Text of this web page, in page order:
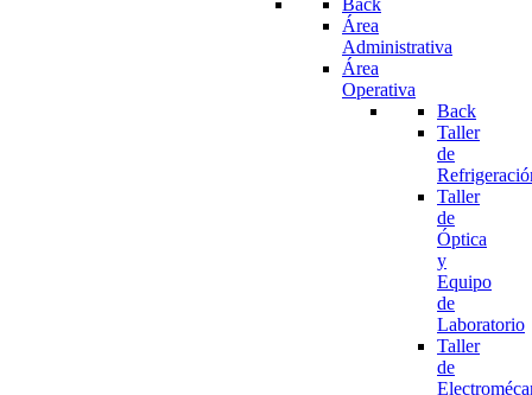
Back
Área
Administrativa
Área
Operativa
Back
Taller
de
Taller
de
Óptica
y
Equipo
de
Laboratorio
Taller
de